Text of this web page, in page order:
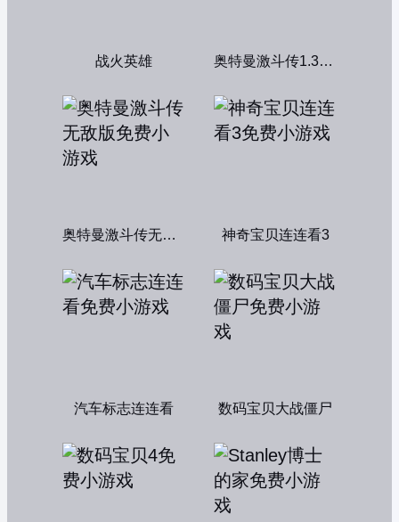
战火英雄 奥特曼激斗传1.3双人版
奥特曼激斗传无敌版 神奇宝贝连连看3
汽车标志连连看 数码宝贝大战僵尸